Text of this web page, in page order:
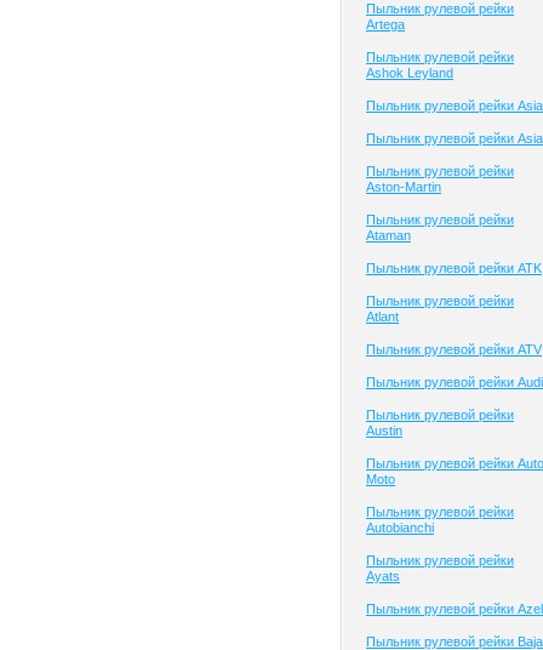
Пыльник рулевой рейки
Artega
Пыльник рулевой рейки
Ashok Leyland
Пыльник рулевой рейки Asia
Пыльник рулевой рейки Asia
Пыльник рулевой рейки
Aston-Martin
Пыльник рулевой рейки
Ataman
Пыльник рулевой рейки ATK
Пыльник рулевой рейки
Atlant
Пыльник рулевой рейки ATV
Пыльник рулевой рейки Audi
Пыльник рулевой рейки
Austin
Пыльник рулевой рейки Auto
Moto
Пыльник рулевой рейки
Autobianchi
Пыльник рулевой рейки
Ayats
Пыльник рулевой рейки Azel
Пыльник рулевой рейки Baja